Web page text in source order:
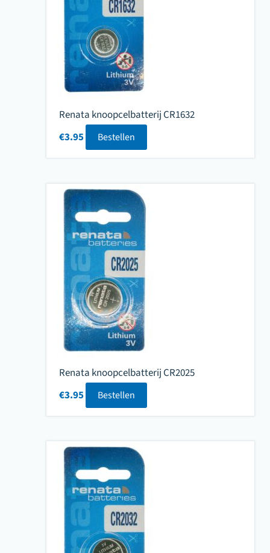
Renata knoopcelbatterij CR1632
€3.95 Bestellen
Renata knoopcelbatterij CR2025
€3.95 Bestellen